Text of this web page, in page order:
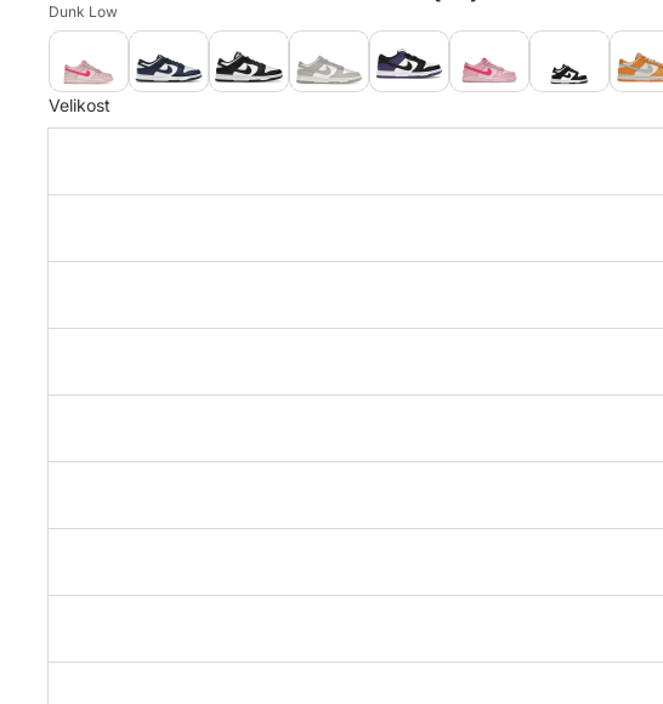
Dunk Low
Velikost